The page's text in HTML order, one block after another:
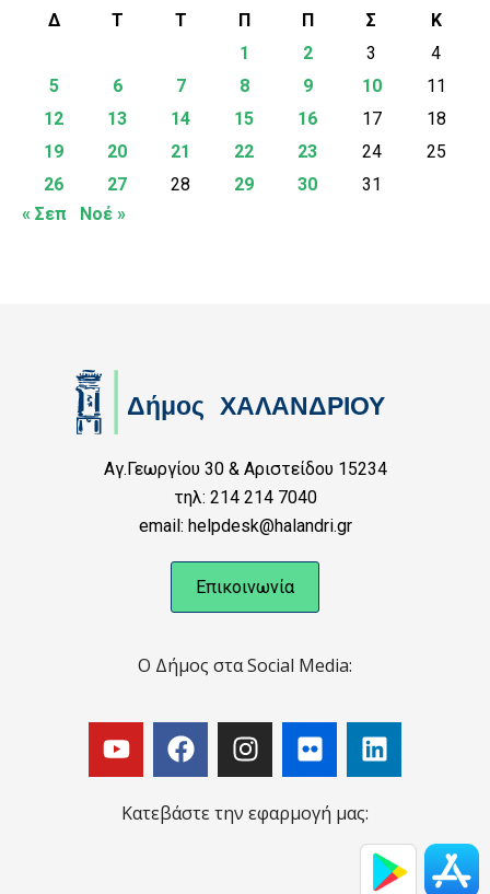
Δ Τ Τ Π Π Σ
Κ
1
2 3
4
5
6 7 8 9 10
11
12
13 14 15 16 17
18
19
20 21 22 23 24
25
26
27 28 29 30
31
« Σεπ
Νοέ »
Αγ.Γεωργίου 30 & Αριστείδου 15234
τηλ: 214 214 7040
email: helpdesk@halandri.gr
Επικοινωνία
Ο Δήμος στα Social Media:
Κατεβάστε την εφαρμογή μας: